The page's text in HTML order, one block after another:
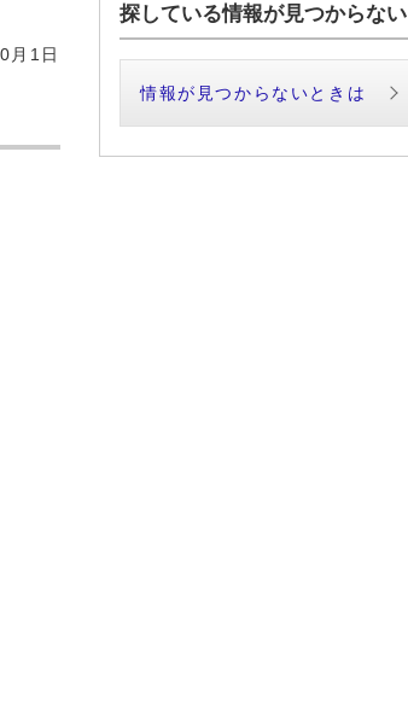
月1日
探している情報が見つからない
情報が見つからないときは